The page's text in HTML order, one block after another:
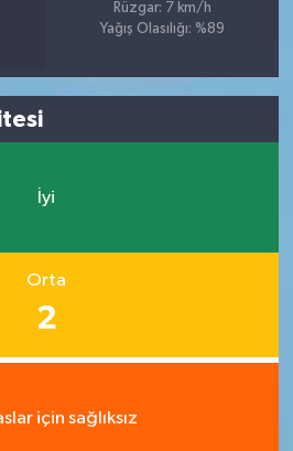
Rüzgar: 7 km/h
Yağış Olasılığı: %89
İyi
Orta
2
için sağlıksız